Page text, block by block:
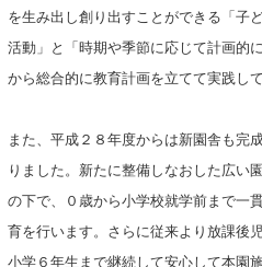
を生み出し創り出すことができる「子
活動」と「時期や季節に応じて計画的
から総合的に教育計画を立てて実践して
また、平成２８年度からは新園舎も完
りました。新たに整備しなおした広い
の下で、０歳から小学校就学前まで一
育を行います。さらに従来より放課後
小学６年生まで継続して安心して本園